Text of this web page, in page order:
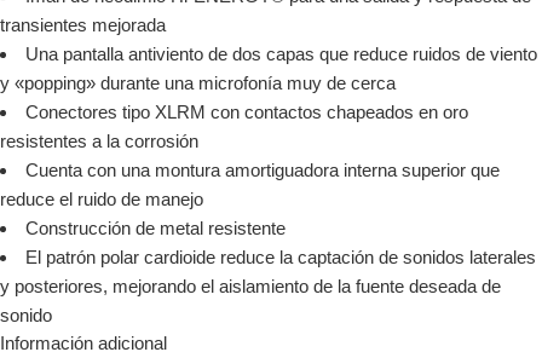
transientes mejorada
Una pantalla antiviento de dos capas que reduce ruidos de viento
y «popping» durante una microfonía muy de cerca
Conectores tipo XLRM con contactos chapeados en oro
resistentes a la corrosión
Cuenta con una montura amortiguadora interna superior que
reduce el ruido de manejo
Construcción de metal resistente
El patrón polar cardioide reduce la captación de sonidos laterales
y posteriores, mejorando el aislamiento de la fuente deseada de
sonido
Información adicional